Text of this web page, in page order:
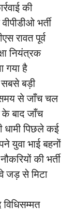
की
भर्ती
रावत पूर्व
नियंत्रक
गया है
सबसे बड़ी
से जाँच चल
बाद जाँच
धामी पिछले कई
युवा भाई बहनों
की भर्ती
जड़ से मिटा
विधिसम्मत